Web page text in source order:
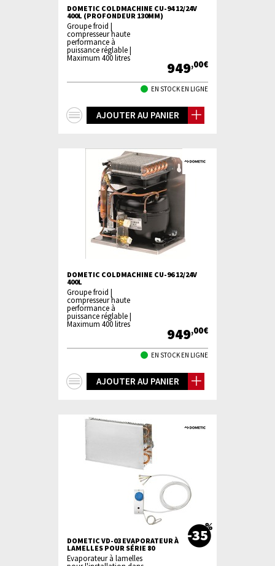
DOMETIC COLDMACHINE CU-94 12/24V
400L (PROFONDEUR 130MM)
Groupe froid |
compresseur haute
performance à
puissance réglable |
Maximum 400 litres
949,00€
EN STOCK EN LIGNE
AJOUTER AU PANIER
DOMETIC COLDMACHINE CU-96 12/24V
400L
Groupe froid |
compresseur haute
performance à
puissance réglable |
Maximum 400 litres
949,00€
EN STOCK EN LIGNE
AJOUTER AU PANIER
DOMETIC VD-03 EVAPORATEUR À
LAMELLES POUR SÉRIE 80
-35
Evaporateur à lamelles